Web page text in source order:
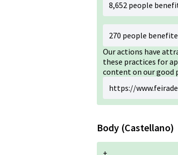
8,652 people
270 people
Our actions have
these practices for
content on our good
https://
Body (Castellano)
+